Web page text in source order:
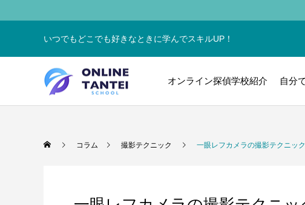
いつでもどこでも好きなときに学んでスキルUP！
オンライン探偵学校紹介 自分
コラム 撮影テクニック 一眼レフカメラの撮影テクニッ